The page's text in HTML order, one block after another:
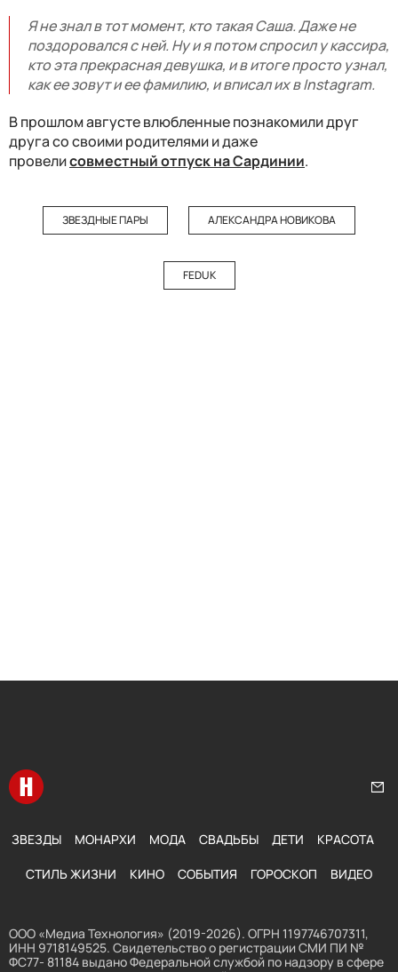
Я не знал в тот момент, кто такая Саша. Даже не
поздоровался с ней. Ну и я потом спросил у кассира,
кто эта прекрасная девушка, и в итоге просто узнал,
как ее зовут и ее фамилию, и вписал их в Instagram.
В прошлом августе влюбленные познакомили друг
друга со своими родителями и даже
провелисовместный отпуск на Сардинии.
ЗВЕЗДНЫЕ ПАРЫ АЛЕКСАНДРА НОВИКОВА
FEDUK
Перейти на главную
ЗВЕЗДЫ МОНАРХИ МОДА СВАДЬБЫ ДЕТИ КРАСОТА
СТИЛЬ ЖИЗНИ КИНО СОБЫТИЯ ГОРОСКОП ВИДЕО
ООО «Медиа Технология» (2019-2026). ОГРН 1197746707311,
ИНН 9718149525. Свидетельство о регистрации СМИ ПИ №
ФС77- 81184 выдано Федеральной службой по надзору в сфере